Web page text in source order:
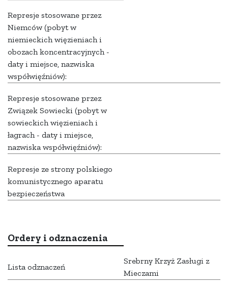
Represje stosowane przez
Niemców (pobyt w
niemieckich więzieniach i
obozach koncentracyjnych -
daty i miejsce, nazwiska
współwięźniów):
Represje stosowane przez
Związek Sowiecki (pobyt w
sowieckich więzieniach i
łagrach - daty i miejsce,
nazwiska współwięźniów):
Represje ze strony polskiego
komunistycznego aparatu
bezpieczeństwa
Ordery i odznaczenia
Lista odznaczeń
Srebrny Krzyż Zasługi z
Mieczami